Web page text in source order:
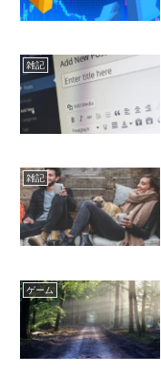
雑記
雑記
ゲーム